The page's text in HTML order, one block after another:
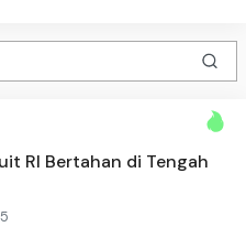
RI Bertahan di Tengah